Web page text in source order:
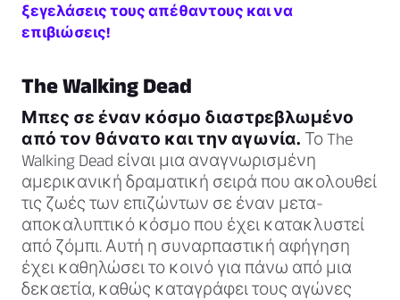
ξεγελάσεις τους απέθαντους και να
επιβιώσεις!
The Walking Dead
Μπες σε έναν κόσμο διαστρεβλωμένο
από τον θάνατο και την αγωνία. Το The
Walking Dead είναι μια αναγνωρισμένη
αμερικανική δραματική σειρά που ακολουθεί
τις ζωές των επιζώντων σε έναν μετα-
αποκαλυπτικό κόσμο που έχει κατακλυστεί
από ζόμπι. Αυτή η συναρπαστική αφήγηση
έχει καθηλώσει το κοινό για πάνω από μια
δεκαετία, καθώς καταγράφει τους αγώνες